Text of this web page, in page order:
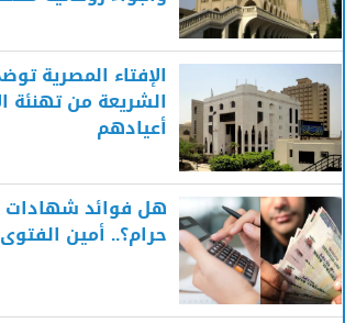
الإفتاء المصرية
الشريعة من تهنئة
أعيادهم
هل فوائد شهادات
حرام؟.. أمين